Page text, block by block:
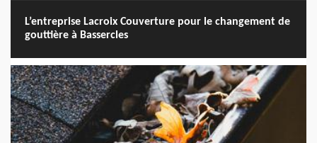
L’entreprise Lacroix Couverture pour le changement de
gouttière à Bassercles